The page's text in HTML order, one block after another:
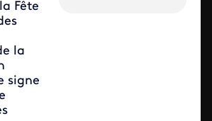
Fête
la
signe